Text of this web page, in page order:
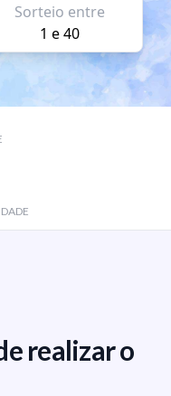
Sorteio entre
1 e 40
realizar o